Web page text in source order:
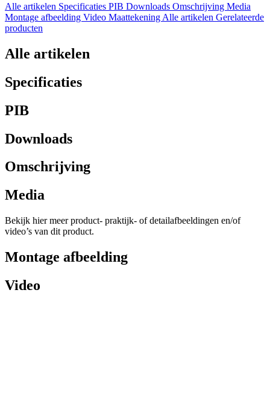
Alle artikelen Specificaties PIB Downloads Omschrijving Media
Montage afbeelding Video Maattekening Alle artikelen Gerelateerde
producten
Alle artikelen
Specificaties
PIB
Downloads
Omschrijving
Media
Bekijk hier meer product- praktijk- of detailafbeeldingen en/of
video’s van dit product.
Montage afbeelding
Video